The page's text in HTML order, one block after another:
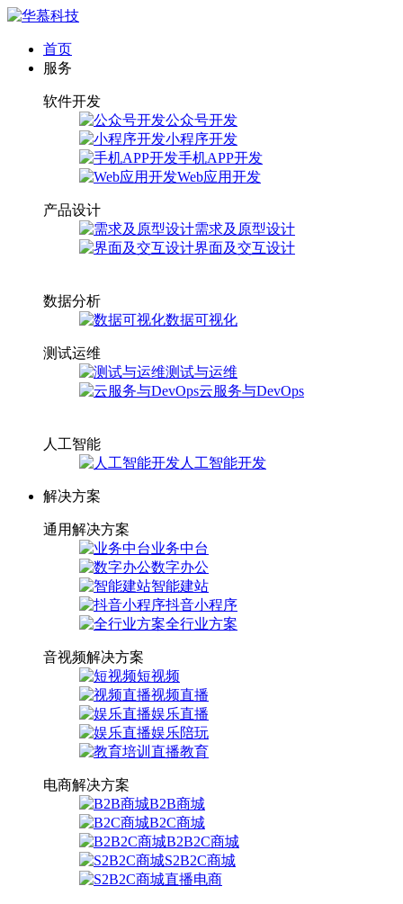
首页
服务
软件开发
公众号开发
小程序开发
手机APP开发
Web应用开发
产品设计
需求及原型设计
界面及交互设计
数据分析
数据可视化
测试运维
测试与运维
云服务与DevOps
人工智能
人工智能开发
解决方案
通用解决方案
业务中台
数字办公
智能建站
抖音小程序
全行业方案
音视频解决方案
短视频
视频直播
娱乐直播
娱乐陪玩
直播教育
电商解决方案
B2B商城
B2C商城
B2B2C商城
S2B2C商城
直播电商